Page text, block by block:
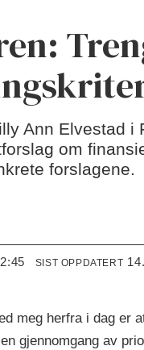
Ann Elvestad i
om
forslagene.
SIST OPPDATERT
meg herfra i dag er
gjennomgang av